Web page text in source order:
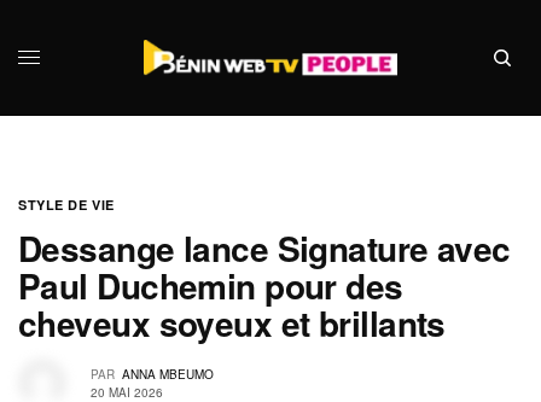
STYLE DE VIE
Dessange lance Signature avec
Paul Duchemin pour des
cheveux soyeux et brillants
PAR ANNA MBEUMO
20 MAI 2026